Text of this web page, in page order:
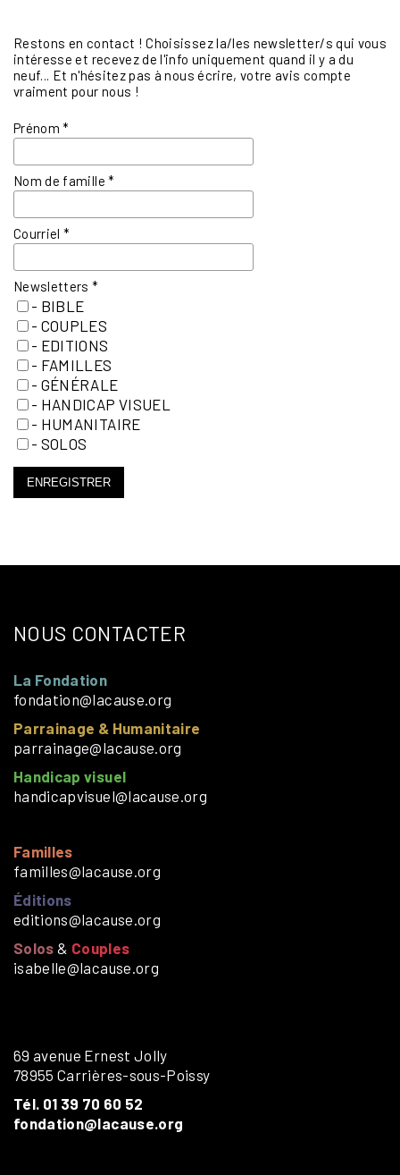
Restons en contact ! Choisissez la/les newsletter/s qui vous
intéresse et recevez de l'info uniquement quand il y a du
neuf... Et n'hésitez pas à nous écrire, votre avis compte
vraiment pour nous !
Prénom*
Nom de famille*
Courriel*
Newsletters*
- BIBLE
- COUPLES
- EDITIONS
- FAMILLES
- GÉNÉRALE
- HANDICAP VISUEL
- HUMANITAIRE
- SOLOS
ENREGISTRER
NOUS CONTACTER
La Fondation
fondation@lacause.org
Parrainage & Humanitaire
parrainage@lacause.org
Handicap visuel
handicapvisuel@lacause.org
Familles
familles@lacause.org
Éditions
editions@lacause.org
Solos & Couples
isabelle@lacause.org
69 avenue Ernest Jolly
78955 Carrières-sous-Poissy
Tél. 01 39 70 60 52
fondation@lacause.org